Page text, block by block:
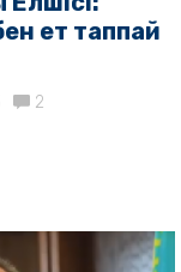
ет таппай
2